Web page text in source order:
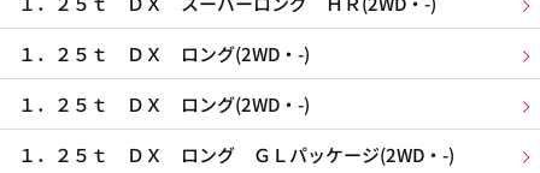
１．２５ｔ ＤＸ ロング(2WD・-)
１．２５ｔ ＤＸ ロング(2WD・-)
１．２５ｔ ＤＸ ロング ＧＬパッケージ(2WD・-)